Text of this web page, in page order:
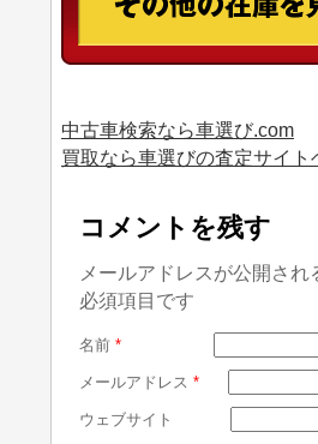
中古車検索なら車選び.com
買取なら車選びの査定サイト
コメントを残す
メールアドレスが公開さ
必須項目です
名前 *
メールアドレス *
ウェブサイト